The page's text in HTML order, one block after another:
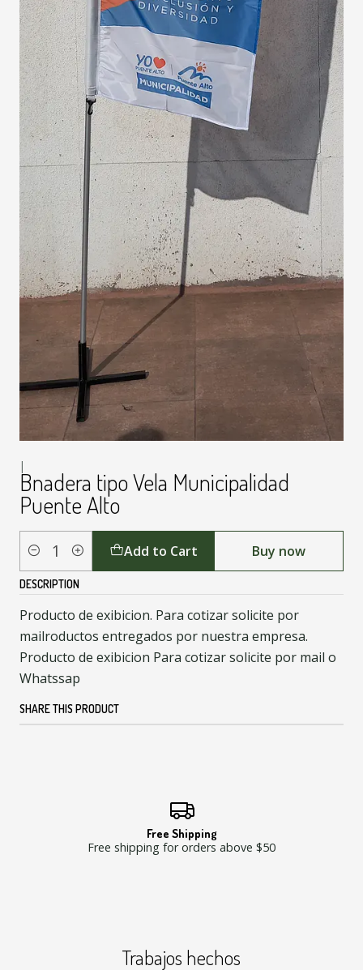
|
Bnadera tipo Vela Municipalidad
Puente Alto
Quantity Add to Cart Buy now
DESCRIPTION
Producto de exibicion. Para cotizar solicite por
mailroductos entregados por nuestra empresa.
Producto de exibicion Para cotizar solicite por mail o
Whatssap
SHARE THIS PRODUCT
Free Shipping
Free shipping for orders above $50
Trabajos hechos